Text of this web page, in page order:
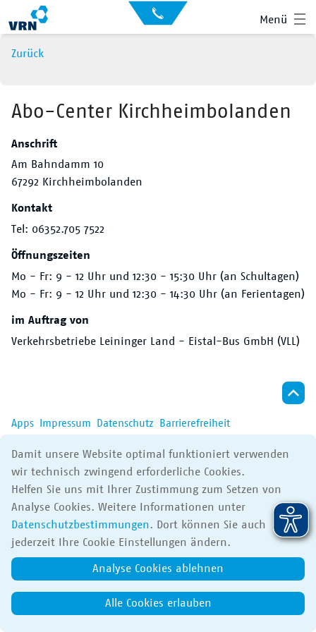
Menü
Auskunft
für
Kontakt
Gebärdensprache
Hauptnavigation
Liniennetz
Mobilität
Service
Der VRN
Zurück
Abo-Center Kirchheimbolanden
Anschrift
Am Bahndamm 10
67292 Kirchheimbolanden
Kontakt
Tel: 06352.705 7522
Öffnungszeiten
Mo - Fr: 9 - 12 Uhr und 12:30 - 15:30 Uhr (an Schultagen)
Mo - Fr: 9 - 12 Uhr und 12:30 - 14:30 Uhr (an Ferientagen)
im Auftrag von
Verkehrsbetriebe Leininger Land - Eistal-Bus GmbH (VLL)
Damit unsere Website optimal funktioniert verwenden
wir technisch zwingend erforderliche Cookies.
Helfen Sie uns mit Ihrer Zustimmung zum Setzen von
Analyse Cookies. Weitere Informationen unter
Datenschutzbestimmungen. Dort können Sie auch
jederzeit Ihre Cookie Einstellungen ändern.
Analyse Cookies ablehnen
Alle Cookies erlauben
Apps Impressum Datenschutz Barrierefreiheit